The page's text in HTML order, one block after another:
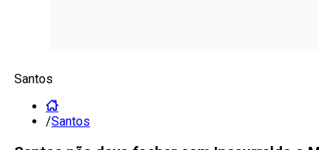
Santos
/Santos